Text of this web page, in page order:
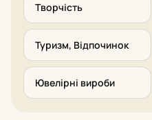
Творчість
Туризм, Відпочинок
Ювелірні вироби